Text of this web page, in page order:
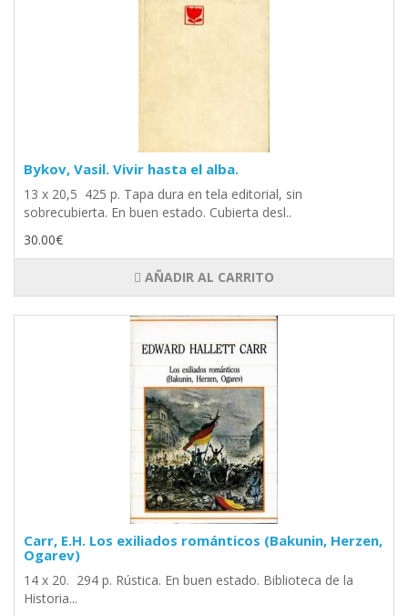
Bykov, Vasil. Vivir hasta el alba.
13 x 20,5 425 p. Tapa dura en tela editorial, sin
sobrecubierta. En buen estado. Cubierta desl..
30.00€
AÑADIR AL CARRITO
Carr, E.H. Los exiliados románticos (Bakunin, Herzen,
Ogarev)
14 x 20. 294 p. Rústica. En buen estado. Biblioteca de la
Historia...